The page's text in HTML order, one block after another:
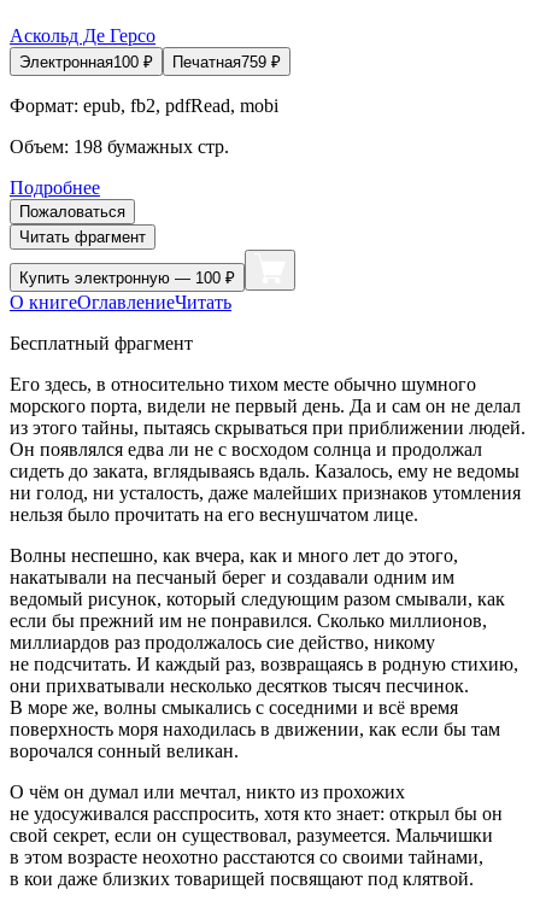
Аскольд Де Герсо
Электронная100 ₽ Печатная759 ₽
Формат: epub, fb2, pdfRead, mobi
Объем: 198 бумажных стр.
Подробнее
Пожаловаться
Читать фрагмент
Купить электронную — 100 ₽
О книгеОглавлениеЧитать
Бесплатный фрагмент
Его здесь, в относительно тихом месте обычно шумного
морского порта, видели не первый день. Да и сам он не делал
из этого тайны, пытаясь скрываться при приближении людей.
Он появлялся едва ли не с восходом солнца и продолжал
сидеть до заката, вглядываясь вдаль. Казалось, ему не ведомы
ни голод, ни усталость, даже малейших признаков утомления
нельзя было прочитать на его веснушчатом лице.
Волны неспешно, как вчера, как и много лет до этого,
накатывали на песчаный берег и создавали одним им
ведомый рисунок, который следующим разом смывали, как
если бы прежний им не понравился. Сколько миллионов,
миллиардов раз продолжалось сие действо, никому
не подсчитать. И каждый раз, возвращаясь в родную стихию,
они прихватывали несколько десятков тысяч песчинок.
В море же, волны смыкались с соседними и всё время
поверхность моря находилась в движении, как если бы там
ворочался сонный великан.
О чём он думал или мечтал, никто из прохожих
не удосуживался расспросить, хотя кто знает: открыл бы он
свой секрет, если он существовал, разумеется. Мальчишки
в этом возрасте неохотно расстаются со своими тайнами,
в кои даже близких товарищей посвящают под клятвой.